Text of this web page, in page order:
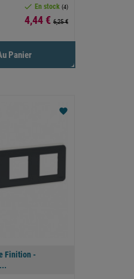
 En stock (4)
Prix
4,44 € 6,25 €
Panier
Finition -
favorite